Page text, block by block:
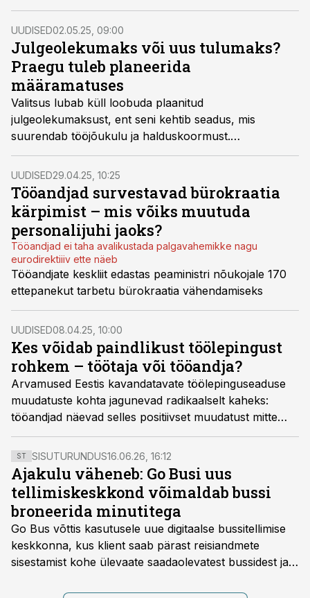
näevad selles võimalust, ametiühingud aga riskikohta
töötajate kindlustunde ja kaitse vähenemises.
UUDISED02.05.25, 09:00
Julgeolekumaks või uus tulumaks?
Praegu tuleb planeerida
määramatuses
Valitsus lubab küll loobuda plaanitud
julgeolekumaksust, ent seni kehtib seadus, mis
suurendab tööjõukulu ja halduskoormust.
Personalijuhid peavad olema valmis mõlemaks – nii
maksutõusuks kui selle ärajäämiseks –, sest ebaselgus
mõjutab nii eelarveid, palgapoliitikat kui ka töötajate
ootuste juhtimist.
UUDISED29.04.25, 10:25
Tööandjad survestavad bürokraatia
kärpimist – mis võiks muutuda
personalijuhi jaoks?
Tööandjad ei taha avalikustada palgavahemikke nagu
eurodirektiiiv ette näeb
Tööandjate keskliit edastas peaministri nõukojale 170
ettepanekut tarbetu bürokraatia vähendamiseks
UUDISED08.04.25, 10:00
Kes võidab paindlikust töölepingust
rohkem – töötaja või tööandja?
Arvamused Eestis kavandatavate töölepinguseaduse
muudatuste kohta jagunevad radikaalselt kaheks:
tööandjad näevad selles positiivset muudatust mitte
ainult endi, vaid ka töötajate jaoks, ametiühingud aga
nõuavad seaduseelnõu ülevaatamist.
ST SISUTURUNDUS16.06.26, 16:12
Ajakulu väheneb: Go Busi uus
tellimiskeskkond võimaldab bussi
broneerida minutitega
Go Bus võttis kasutusele uue digitaalse bussitellimise
keskkonna, kus klient saab pärast reisiandmete
sisestamist kohe ülevaate saadaolevatest bussidest ja
kiiresti edasi liikuda hinnapakkumist ootamata.